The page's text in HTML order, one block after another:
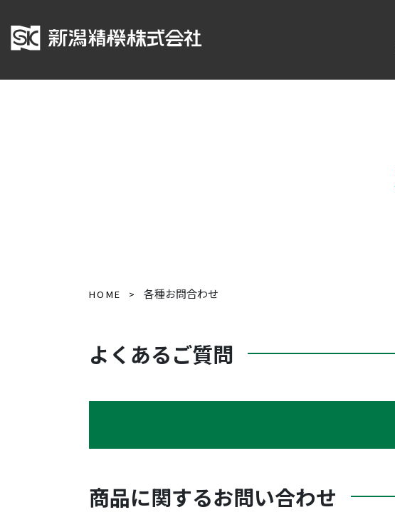
HOME 各種お問合わせ
よくあるご質問
商品に関するお問い合わせ